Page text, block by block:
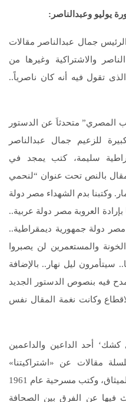
يوليو وعبدالناصر:
جمال عبدالناصر مقالات
والاشتراكية وغيرها من
تقول فيه أنه كان ناصرياً..
المصري” متحدثاَ عن الدستور
للزعيم جمال عبدالناصر
سليمة، كتب يمجد في
بالنص تحت عنوان “لنحمي
وكتبنا بدم الشهداء مصر دولة
العروبة مصر دولة عربية..
مصر دولة جمهورية ديمقراطية..
والمستعمرين لن يصبروا
سيتأمرون ليل نهار.. بالإضافة
فيه بنصوص الدستور الجديد
وكانت نغمة المقال نفس
كشك‘ أحد الداعين والداعمين
مقالات عن «اشتراكيتنا»
ويقصد الاشتراكية التي تحدث عنها الميثاق، وكتب مسرحية عام 1961
عن الفرق بين الصحافة